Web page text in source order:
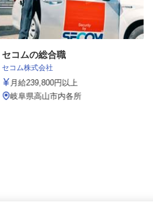
セコムの総合職
セコム株式会社
月給239,800円以上